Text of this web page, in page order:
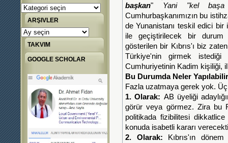
Yazı
Kategorileri
ARŞIVLER
Arşivler
TAKVIM
GOOGLE SCHOLAR
başkan" Yani "kel
Cumhurbaşkanımızın bu
de Yunanistanı teskil edici
ile geçiştirilecek bir durum
gösterilen bir Kıbrıs'ı biz
Türkiye'nin girmek istediği
Cumhuriyetinin Kadim kişiliği,
Bu Durumda Neler
Fazla uzatmaya gerek yok. Üç
1. Olarak: AB üyeliği
görür veya görmez. Zira bu
politikada fizibilitesi
konuda isabetli kararı
2. Olarak: Kıbrıs'ın